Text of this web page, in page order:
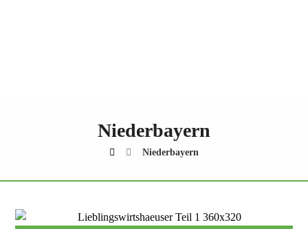
Niederbayern
Niederbayern